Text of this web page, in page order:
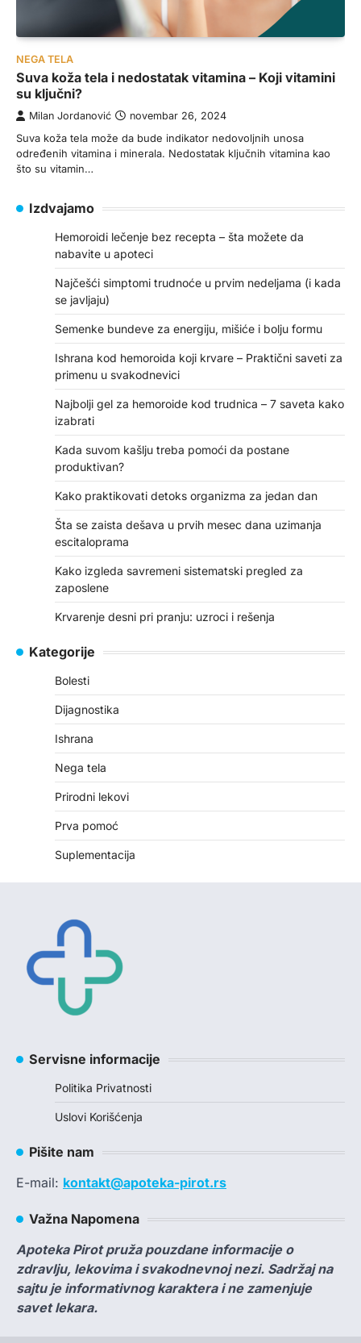
NEGA TELA
Suva koža tela i nedostatak vitamina – Koji vitamini
su ključni?
Milan Jordanović novembar 26, 2024
Suva koža tela može da bude indikator nedovoljnih unosa
određenih vitamina i minerala. Nedostatak ključnih vitamina kao
što su vitamin…
Izdvajamo
Hemoroidi lečenje bez recepta – šta možete da
nabavite u apoteci
Najčešći simptomi trudnoće u prvim nedeljama (i kada
se javljaju)
Semenke bundeve za energiju, mišiće i bolju formu
Ishrana kod hemoroida koji krvare – Praktični saveti za
primenu u svakodnevici
Najbolji gel za hemoroide kod trudnica – 7 saveta kako
izabrati
Kada suvom kašlju treba pomoći da postane
produktivan?
Kako praktikovati detoks organizma za jedan dan
Šta se zaista dešava u prvih mesec dana uzimanja
escitaloprama
Kako izgleda savremeni sistematski pregled za
zaposlene
Krvarenje desni pri pranju: uzroci i rešenja
Kategorije
Bolesti
Dijagnostika
Ishrana
Nega tela
Prirodni lekovi
Prva pomoć
Suplementacija
Servisne informacije
Politika Privatnosti
Uslovi Korišćenja
Pišite nam
E-mail: kontakt@apoteka-pirot.rs
Važna Napomena
Apoteka Pirot pruža pouzdane informacije o
zdravlju, lekovima i svakodnevnoj nezi. Sadržaj na
sajtu je informativnog karaktera i ne zamenjuje
savet lekara.